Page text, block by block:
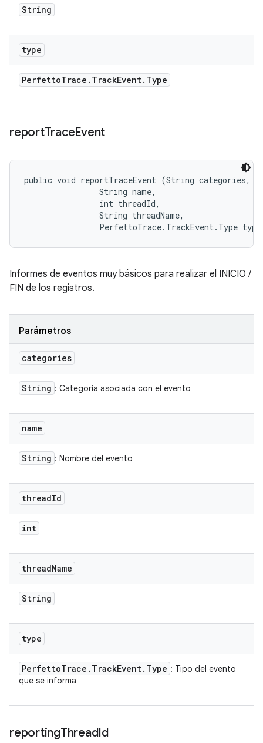
String
type
PerfettoTrace . TrackEvent. Type
reportTraceEvent
public void reportTraceEvent (String categories,
                String name,
                int threadId,
                String threadName,
PerfettoTrace.TrackEvent.Type
Informes de eventos muy básicos para realizar el INICIO /
FIN de los registros.
Parámetros
categories
String : Categoría asociada con el evento
name
String : Nombre del evento
threadId
int
threadName
String
type
PerfettoTrace . TrackEvent. Type : Tipo del evento
que se informa
reportingThreadId